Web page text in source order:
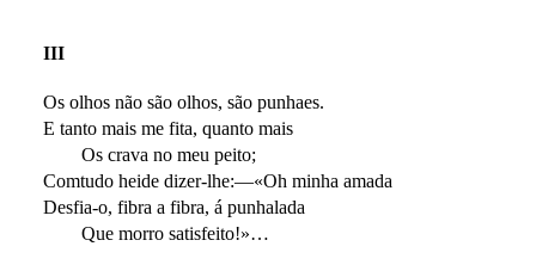
III
Os olhos não são olhos, são punhaes.
E tanto mais me fita, quanto mais
Os crava no meu peito;
Comtudo heide dizer-lhe:—«Oh minha amada
Desfia-o, fibra a fibra, á punhalada
Que morro satisfeito!»…